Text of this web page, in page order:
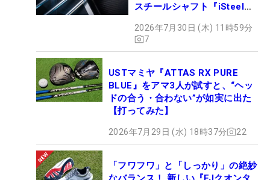
スチールシャフト『iSteel
2026年7月30日 (木) 11時59分
7
USTマミヤ『ATTAS RX PURE
BLUE』をアマ3人が試すと、“ヘッ
ドの合う・合わない”が如実に出た
【打ってみた】
2026年7月29日 (水) 18時37分 22
「フワフワ」と「しっかり」の絶妙